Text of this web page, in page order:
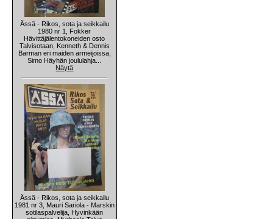
Ässä - Rikos, sota ja seikkailu
1980 nr 1, Fokker
Hävittäjälentokoneiden osto
Talvisotaan, Kenneth & Dennis
Barman eri maiden armeijoissa,
Simo Häyhän joululahja...
Näytä
Ässä - Rikos, sota ja seikkailu
1981 nr 3, Mauri Sariola - Marskin
sotilaspalvelija, Hyvinkään